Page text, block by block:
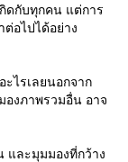
กิดกับทุกคน แต่การ
อไปได้อย่าง
ะไรเลยนอกจาก
งภาพรวมอื่น อาจ
และมุมมองที่กว้าง